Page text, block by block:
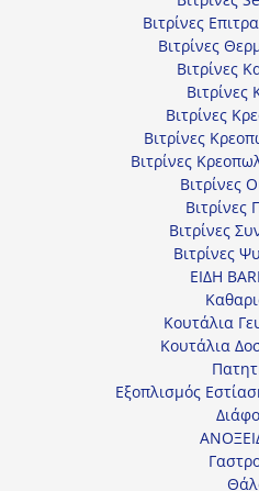
Βιτρίνες
Βιτρίνες
Βιτρίνες
Βιτρίνες
Βιτρίνες
Βιτρίνες
Βιτρίνες
Βιτρίνες
Βιτρίνες
Βιτρίνες
Βιτρίνες
ΕΙΔΗ
Κουτάλια
Κουτάλια
Εξοπλισμός